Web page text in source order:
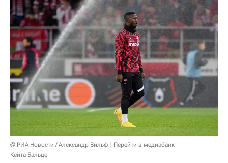
© РИА Новости / Александр Вильф
Перейти в медиабанк
Кейта Бальде